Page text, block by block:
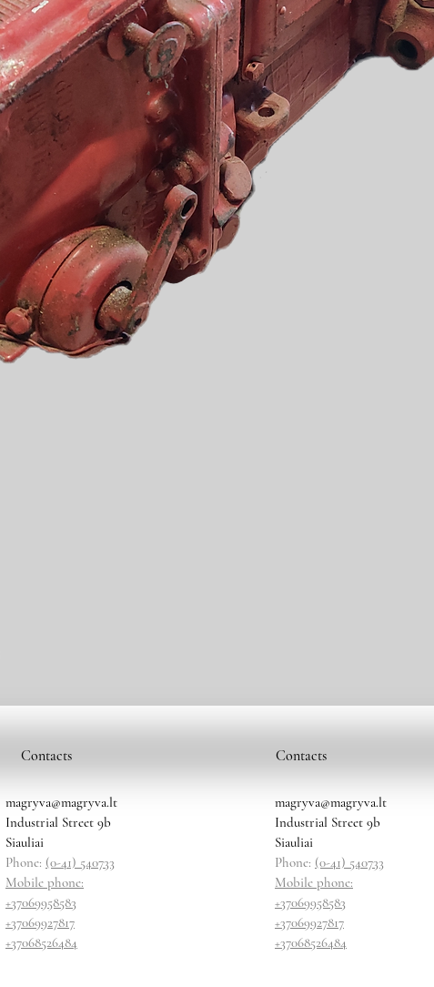
Contacts
magryva@magryva.lt
Industrial Street 9b
Siauliai
Phone: (0-41) 540733
Mobile phone:
+37069958583
+37069927817
+37068526484
Contacts
magryva@magryva.lt
Industrial Street 9b
Siauliai
Phone: (0-41) 540733
Mobile phone:
+37069958583
+37069927817
+37068526484